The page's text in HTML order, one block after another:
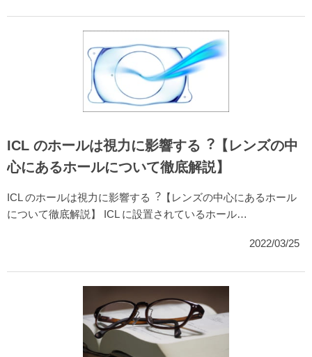
ICL のホールは視力に影響する︖【レンズの中
心にあるホールについて徹底解説】
ICL のホールは視力に影響する︖【レンズの中心にあるホール
について徹底解説】 ICL に設置されているホール…
2022/03/25